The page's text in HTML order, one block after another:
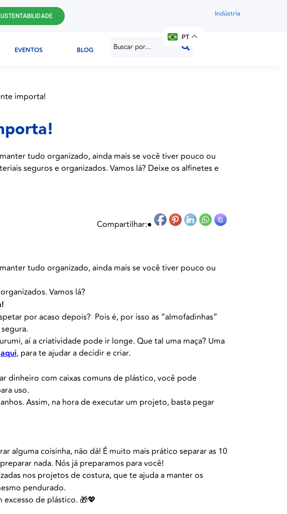
Indústria
EVENTOS BLOG
PT
tudo organizado, ainda mais se você tiver pouco ou
seguros e organizados. Vamos lá? Deixe os alfinetes e
Compartilhar:●
tudo organizado, ainda mais se você tiver pouco ou
Vamos lá?
por acaso depois? Pois é, por isso as “almofadinhas”
aí a criatividade pode ir longe. Que tal uma maça? Uma
aqui, para te ajudar a decidir e criar.
dinheiro com caixas comuns de plástico, você pode
uso.
Assim, na hora de executar um projeto, basta pegar
alguma coisinha, não dá! É muito mais prático separar as 10
nada. Nós já preparamos para você!
nos projetos de costura, que te ajuda a manter os
pendurado.
de plástico. 🎁💖